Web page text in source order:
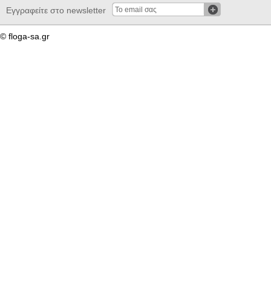
Εγγραφείτε στο newsletter
© floga-sa.gr